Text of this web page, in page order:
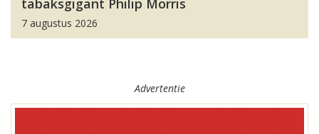
tabaksgigant Philip Morris
7 augustus 2026
Advertentie